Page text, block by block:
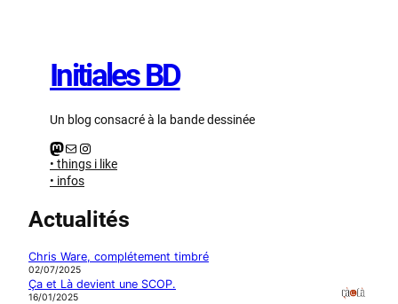
Initiales BD
Un blog consacré à la bande dessinée
Mastodon E-mail Instagram
• things i like
• infos
Actualités
Chris Ware, complétement timbré
02/07/2025
Ça et Là devient une SCOP.
16/01/2025